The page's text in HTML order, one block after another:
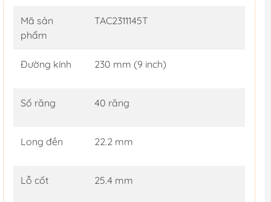
Mã sản
phẩm
TAC2311145T
Đường kính 230 mm (9 inch)
Số răng 40 răng
Long đền 22.2 mm
Lỗ cốt 25.4 mm